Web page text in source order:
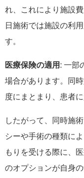
れ、これにより施設
日施術では施設の利
す。
医療保険の適用 : 一部
場合があります。同
度にまとまり、患者
したがって、同時施
シーや手術の種類に
もりを受ける際に、
のオプションが自身